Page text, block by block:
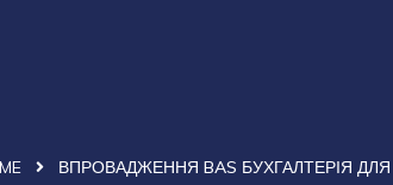
ВПРОВАДЖЕННЯ BAS БУХГАЛТЕРІЯ ДЛЯ